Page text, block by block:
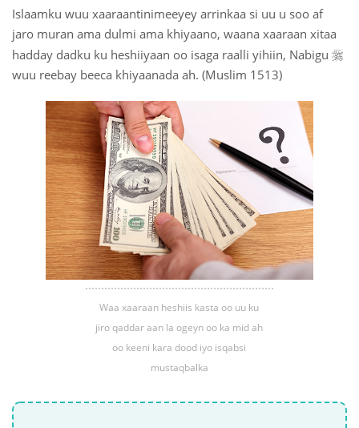
Türkçe
اردو
o'zbek
Yorùbá
Islaamku wuu xaaraantinimeeyey arrinkaa si uu u soo af
jaro muran ama dulmi ama khiyaano, waana xaaraan xitaa
hadday dadku ku heshiiyaan oo isaga raalli yihiin, Nabigu 
wuu reebay beeca khiyaanada ah. (Muslim 1513)
Waa xaaraan heshiis kasta oo uu ku
jiro qaddar aan la ogeyn oo ka mid ah
oo keeni kara dood iyo isqabsi
mustaqbalka